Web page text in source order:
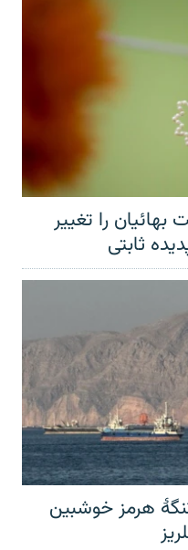
را تغییر
ثابتی
هرمز خوشبین